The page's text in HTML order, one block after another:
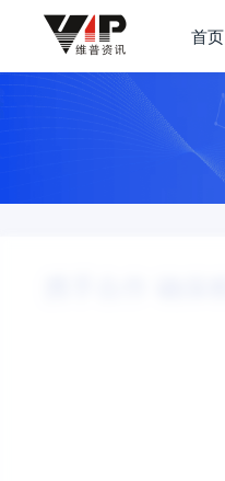
首页